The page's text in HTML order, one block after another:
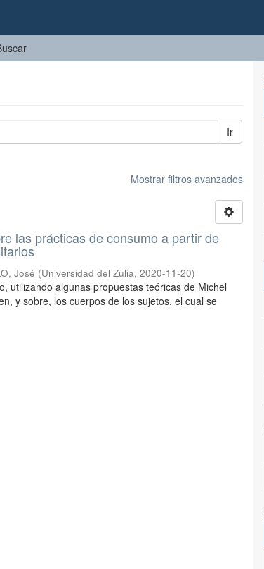
Ir
Mostrar filtros avanzados
las prácticas de consumo a partir de
José (Universidad del Zulia,2020-11-20)
utilizando algunas propuestas teóricas de Michel
y sobre, los cuerpos de los sujetos, el cual se